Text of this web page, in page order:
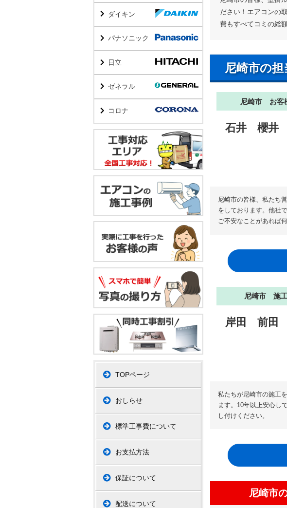
ダイキン
パナソニック
日立
ゼネラル
コロナ
TOPページ
おしらせ
標準工事費について
お支払方法
保証について
配送について
ださい！エアコンの
費もすべてコミの総
尼崎市の
尼崎市 お客
石井 櫻井
尼崎市の皆様、私たち
をしております。他社
ご不安なことがあれば
尼崎市 施
岸田 前田
私たちが尼崎市の施工
ます。10年以上安心し
し付けください。
尼崎市